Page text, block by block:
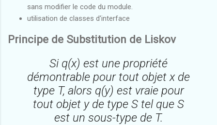
sans modifier le code du module.
utilisation de classes d'interface
Principe de Substitution de Liskov
Si q(x) est une propriété
démontrable pour tout objet x de
type T, alors q(y) est vraie pour
tout objet y de type S tel que S
est un sous-type de T.